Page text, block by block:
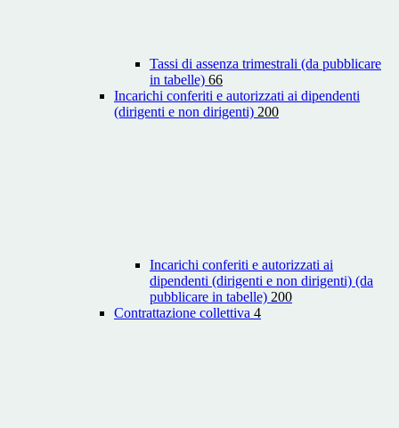
Tassi di assenza trimestrali (da pubblicare
in tabelle) 66
Incarichi conferiti e autorizzati ai dipendenti
(dirigenti e non dirigenti) 200
Incarichi conferiti e autorizzati ai
dipendenti (dirigenti e non dirigenti) (da
pubblicare in tabelle) 200
Contrattazione collettiva 4